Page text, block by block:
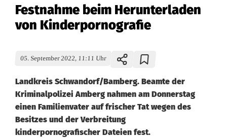
Festnahme beim Herunterladen
von Kinderpornografie
05. September 2022, 11:11 Uhr
Landkreis Schwandorf/Bamberg. Beamte der
Kriminalpolizei Amberg nahmen am Donnerstag
einen Familienvater auf frischer Tat wegen des
Besitzes und der Verbreitung
kinderpornografischer Dateien fest.